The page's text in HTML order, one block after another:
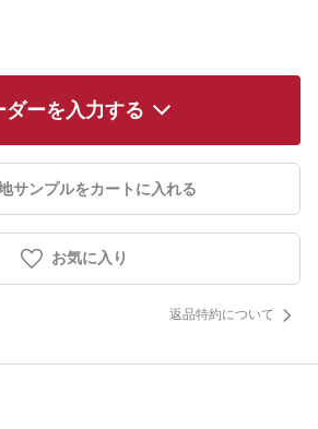
ダーを入力する
サンプルをカートに入れる
お気に入り
返品特約について